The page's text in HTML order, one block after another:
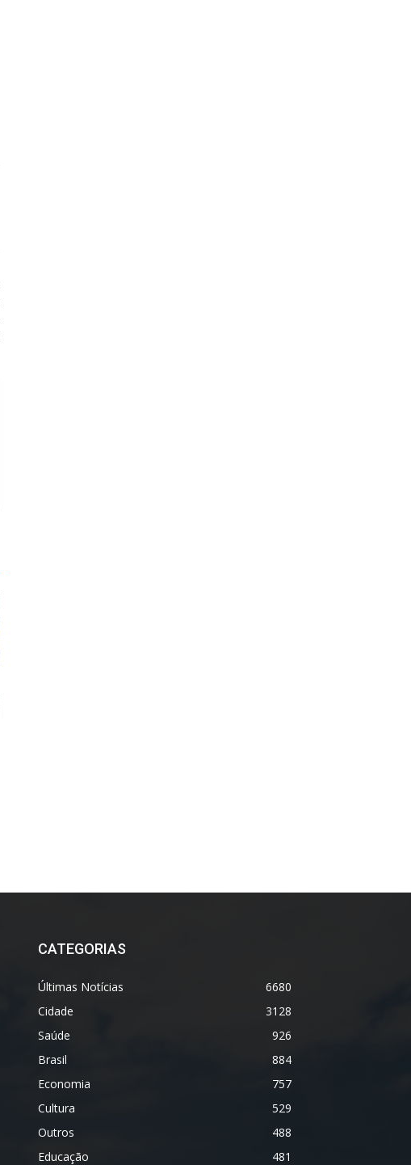
CATEGORIAS
Últimas Notícias
6680
Cidade
3128
Saúde
926
Brasil
884
Economia
757
Cultura
529
Outros
488
Educação
481